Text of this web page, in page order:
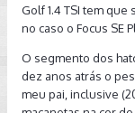
Abraços a todos.
Golf 1.4 TSI tem que
no caso o Focus SE
O segmento dos
dez anos atrás o
meu pai, inclusive